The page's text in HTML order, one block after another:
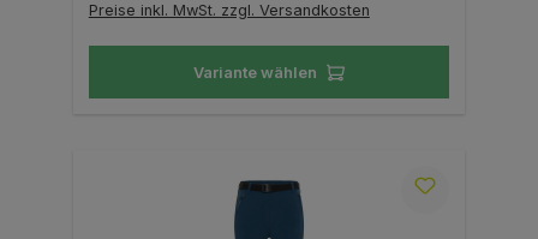
Preise inkl. MwSt. zzgl. Versandkosten
Variante wählen